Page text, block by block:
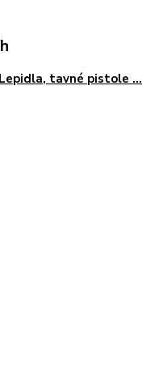
Lepidla, tavné pistole ...